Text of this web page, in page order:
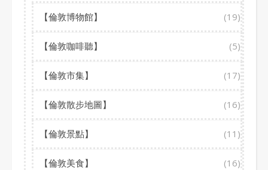
【倫敦博物館】 (19)
【倫敦咖啡聽】 (5)
【倫敦市集】 (17)
【倫敦散步地圖】 (16)
【倫敦景點】 (11)
【倫敦美食】 (16)